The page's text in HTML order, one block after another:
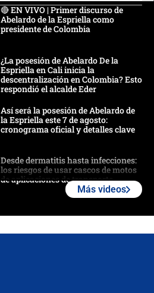
🔴 EN VIVO | Primer discurso de
Abelardo de la Espriella como
presidente de Colombia
¿La posesión de Abelardo De la
Espriella en Cali inicia la
descentralización en Colombia? Esto
respondió el alcalde Eder
Así será la posesión de Abelardo de
la Espriella este 7 de agosto:
cronograma oficial y detalles clave
Desde dermatitis hasta infecciones:
los riesgos de usar cascos de motos
de aplicaciones de transporte
Más videos